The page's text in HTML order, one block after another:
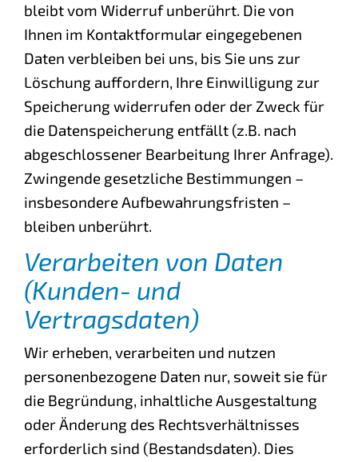
bleibt vom Widerruf unberührt. Die von
Ihnen im Kontaktformular eingegebenen
Daten verbleiben bei uns, bis Sie uns zur
Löschung auffordern, Ihre Einwilligung zur
Speicherung widerrufen oder der Zweck für
die Datenspeicherung entfällt (z.B. nach
abgeschlossener Bearbeitung Ihrer Anfrage).
Zwingende gesetzliche Bestimmungen –
insbesondere Aufbewahrungsfristen –
bleiben unberührt.
Verarbeiten von Daten
(Kunden- und
Vertragsdaten)
Wir erheben, verarbeiten und nutzen
personenbezogene Daten nur, soweit sie für
die Begründung, inhaltliche Ausgestaltung
oder Änderung des Rechtsverhältnisses
erforderlich sind (Bestandsdaten). Dies